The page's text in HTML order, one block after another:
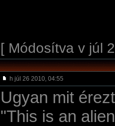
[ Módosítva v júl
h júl 26 2010, 04:55
Ugyan mit
"This is an